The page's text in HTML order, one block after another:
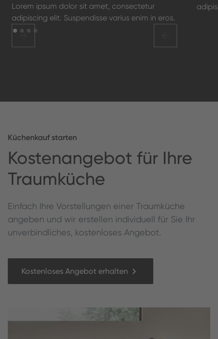
Lorem ipsum dolor sit amet, consectetur
adipiscing elit. Suspendisse varius enim in eros.
Küchenkauf starten
Kos­te­nange­bot für Ihre
Traumküche
Ein­fach Ihre Vorstel­lun­gen ein­er Traumküche
angeben und wir erstellen individuell für Sie Ihr
unverbindliches, kostenloses Angebot.
Kostenloses Angebot erhalten